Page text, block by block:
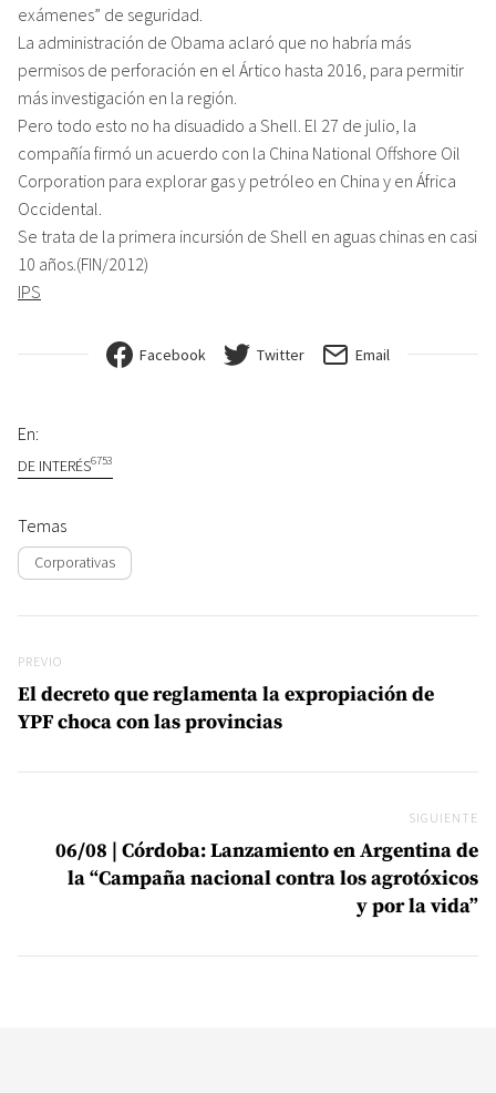
exámenes” de seguridad.
La administración de Obama aclaró que no habría más
permisos de perforación en el Ártico hasta 2016, para permitir
más investigación en la región.
Pero todo esto no ha disuadido a Shell. El 27 de julio, la
compañía firmó un acuerdo con la China National Offshore Oil
Corporation para explorar gas y petróleo en China y en África
Occidental.
Se trata de la primera incursión de Shell en aguas chinas en casi
10 años.(FIN/2012)
IPS
Facebook Twitter Email
En:
DE INTERÉS6753
Temas
Corporativas
Previo
PREVIO
El decreto que reglamenta la expropiación de
YPF choca con las provincias
SIGUIENTE
06/08 | Córdoba: Lanzamiento en Argentina de
la “Campaña nacional contra los agrotóxicos
y por la vida”